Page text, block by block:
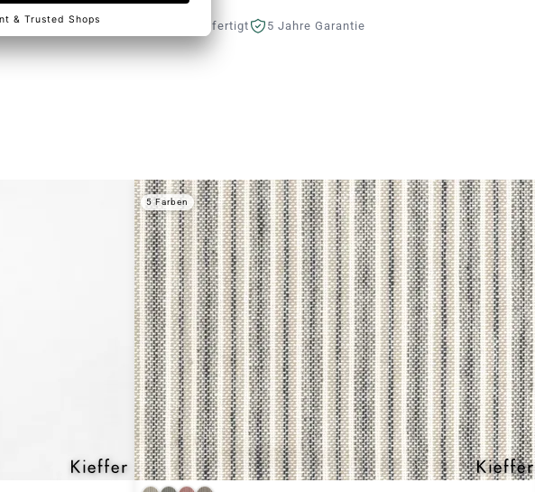
Beratung In Deutschland gefertigt 5 Jahre Garantie
5 Farben